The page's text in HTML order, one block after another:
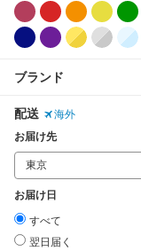
ブランド
配送
海外
お届け先
お届け日
すべて
翌日届く